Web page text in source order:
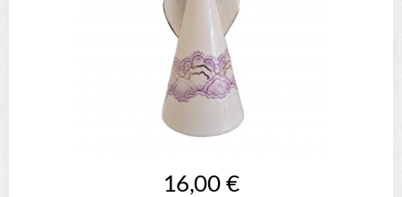
16,00 €